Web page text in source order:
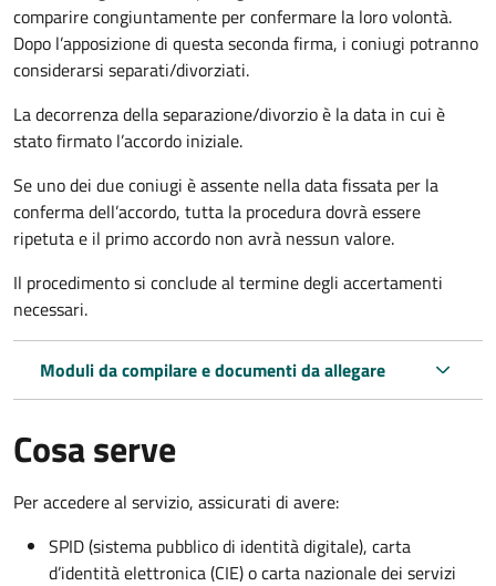
comparire congiuntamente per confermare la loro volontà.
Dopo l’apposizione di questa seconda firma, i coniugi potranno
considerarsi separati/divorziati.
La decorrenza della separazione/divorzio è la data in cui è
stato firmato l’accordo iniziale.
Se uno dei due coniugi è assente nella data fissata per la
conferma dell’accordo, tutta la procedura dovrà essere
ripetuta e il primo accordo non avrà nessun valore.
Il procedimento si conclude al termine degli accertamenti
necessari.
Moduli da compilare e documenti da allegare
Cosa serve
Per accedere al servizio, assicurati di avere:
SPID (sistema pubblico di identità digitale), carta
d’identità elettronica (CIE) o carta nazionale dei servizi